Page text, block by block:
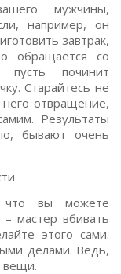
мужчины,
например, он
завтрак,
обращается со
починит
Старайтесь не
отвращение,
Результаты
бывают очень
что вы можете
мастер вбивать
этого сами.
делами. Ведь,
вещи.